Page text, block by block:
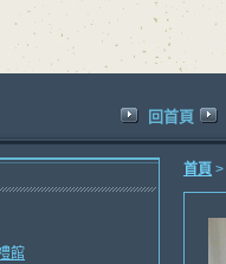
回首頁
館
首頁 >